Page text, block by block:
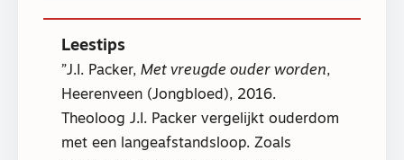
Leestips
J.I. Packer, Met vreugde ouder worden,
Heerenveen (Jongbloed), 2016.
Theoloog J.I. Packer vergelijkt ouderdom
met een langeafstandsloop. Zoals